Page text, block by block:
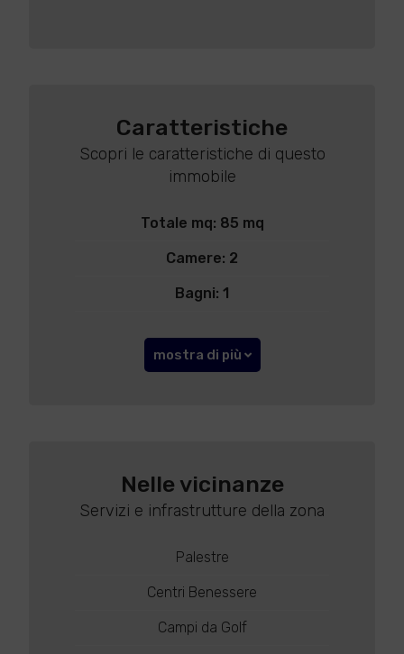
Caratteristiche
Scopri le caratteristiche di questo
immobile
Totale mq: 85 mq
Camere: 2
Bagni: 1
mostra di più
Nelle vicinanze
Servizi e infrastrutture della zona
Palestre
Centri Benessere
Campi da Golf